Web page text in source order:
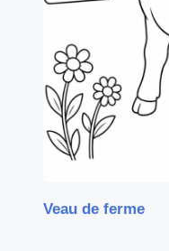
Veau de ferme